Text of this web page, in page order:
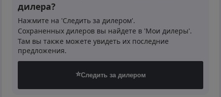
дилера?
Нажмите на 'Следить за дилером'.
Сохраненных дилеров вы найдете в 'Мои дилеры'.
Там вы также можете увидеть их последние
предложения.
⭐Следить за дилером